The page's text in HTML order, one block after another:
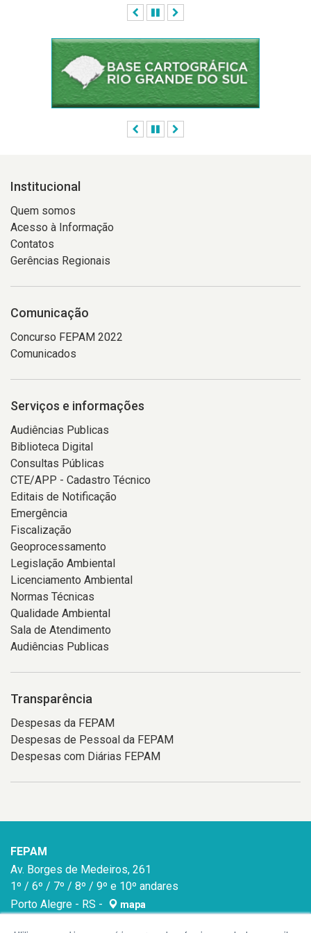
AnteriorPausar
AnteriorPausar
Institucional
Quem somos
Acesso à Informação
Contatos
Gerências Regionais
Comunicação
Concurso FEPAM 2022
Comunicados
Serviços e informações
Audiências Publicas
Biblioteca Digital
Consultas Públicas
CTE/APP - Cadastro Técnico
Editais de Notificação
Emergência
Fiscalização
Geoprocessamento
Legislação Ambiental
Licenciamento Ambiental
Normas Técnicas
Qualidade Ambiental
Sala de Atendimento
Audiências Publicas
Transparência
Despesas da FEPAM
Despesas de Pessoal da FEPAM
Despesas com Diárias FEPAM
FEPAM
Av. Borges de Medeiros, 261
1º / 6º / 7º / 8º / 9º e 10º andares
Porto Alegre - RS -
mapa